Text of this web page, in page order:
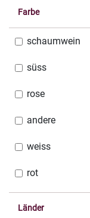
Farbe
schaumwein
süss
rose
andere
weiss
rot
Länder